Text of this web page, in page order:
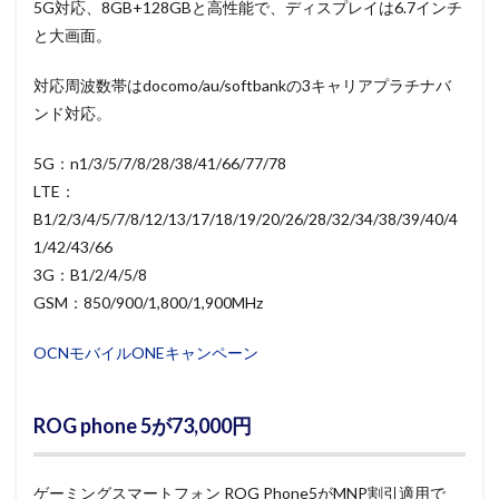
5G対応、8GB+128GBと高性能で、ディスプレイは6.7インチ
と大画面。
対応周波数帯はdocomo/au/softbankの3キャリアプラチナバ
ンド対応。
5G：n1/3/5/7/8/28/38/41/66/77/78
LTE：
B1/2/3/4/5/7/8/12/13/17/18/19/20/26/28/32/34/38/39/40/4
1/42/43/66
3G：B1/2/4/5/8
GSM：850/900/1,800/1,900MHz
OCNモバイルONEキャンペーン
ROG phone 5が73,000円
ゲーミングスマートフォン ROG Phone5がMNP割引適用で